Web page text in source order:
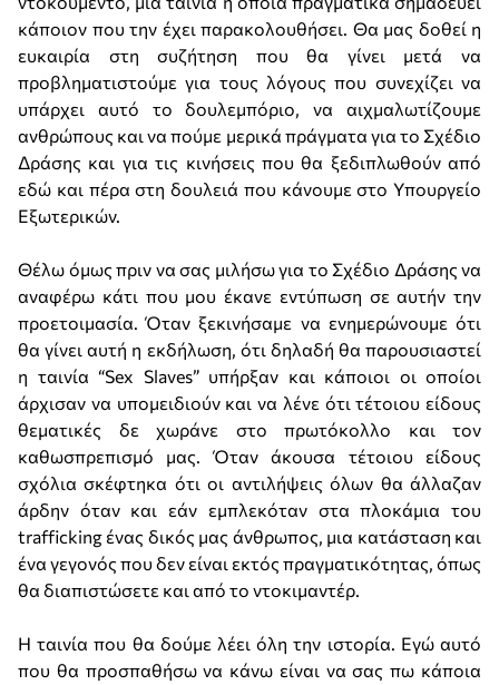
κάποιον που την έχει παρακολουθήσει. Θα μας δοθεί η
ευκαιρία στη συζήτηση που θα γίνει μετά να
προβληματιστούμε για τους λόγους που συνεχίζει να
υπάρχει αυτό το δουλεμπόριο, να αιχμαλωτίζουμε
ανθρώπους και να πούμε μερικά πράγματα για το Σχέδιο
Δράσης και για τις κινήσεις που θα ξεδιπλωθούν από
εδώ και πέρα στη δουλειά που κάνουμε στο Υπουργείο
Εξωτερικών.
Θέλω όμως πριν να σας μιλήσω για το Σχέδιο Δράσης να
αναφέρω κάτι που μου έκανε εντύπωση σε αυτήν την
προετοιμασία. Όταν ξεκινήσαμε να ενημερώνουμε ότι
θα γίνει αυτή η εκδήλωση, ότι δηλαδή θα παρουσιαστεί
η ταινία “Sex Slaves” υπήρξαν και κάποιοι οι οποίοι
άρχισαν να υπομειδιούν και να λένε ότι τέτοιου είδους
θεματικές δε χωράνε στο πρωτόκολλο και τον
καθωσπρεπισμό μας. Όταν άκουσα τέτοιου είδους
σχόλια σκέφτηκα ότι οι αντιλήψεις όλων θα άλλαζαν
άρδην όταν και εάν εμπλεκόταν στα πλοκάμια του
trafficking ένας δικός μας άνθρωπος, μια κατάσταση και
ένα γεγονός που δεν είναι εκτός πραγματικότητας, όπως
θα διαπιστώσετε και από το ντοκιμαντέρ.
Η ταινία που θα δούμε λέει όλη την ιστορία. Εγώ αυτό
που θα προσπαθήσω να κάνω είναι να σας πω κάποια